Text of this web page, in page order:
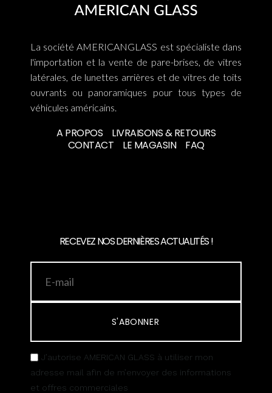
La société AMERICANGLASS est spécialiste dans
l'importation et la vente de pare-brises, de vitres
latérales, de lunettes arrières et de vitres de toits
ouvrants ou panoramiques pour tous types de
véhicules américains.
A PROPOS
LIVRAISONS & RETOURS
CONTACT
LE MAGASIN FAQ
RECEVEZ NOS DERNIÈRES ACTUALITÉS !
S'ABONNER
J’autorise AMERICAN GLASS à utiliser mon
adresse mail afin de m’envoyer des informations
et offres commerciales